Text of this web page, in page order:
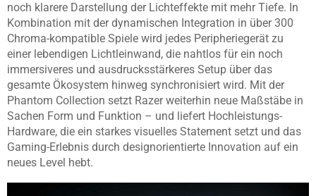
noch klarere Darstellung der Lichteffekte mit mehr Tiefe. In
Kombination mit der dynamischen Integration in über 300
Chroma-kompatible Spiele wird jedes Peripheriegerät zu
einer lebendigen Lichtleinwand, die nahtlos für ein noch
immersiveres und ausdrucksstärkeres Setup über das
gesamte Ökosystem hinweg synchronisiert wird. Mit der
Phantom Collection setzt Razer weiterhin neue Maßstäbe in
Sachen Form und Funktion – und liefert Hochleistungs-
Hardware, die ein starkes visuelles Statement setzt und das
Gaming-Erlebnis durch designorientierte Innovation auf ein
neues Level hebt.